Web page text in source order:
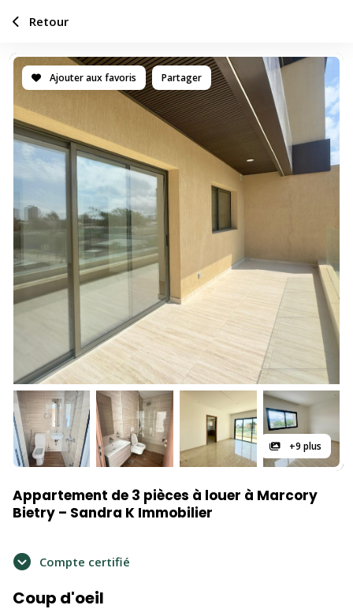
Ajouter aux favoris Partager
+9 plus
Appartement de 3 pièces à louer à Marcory
Bietry – Sandra K Immobilier
Compte certifié
Coup d'oeil
Retour